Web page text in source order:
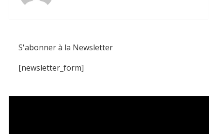
S'abonner à la Newsletter
[newsletter_form]